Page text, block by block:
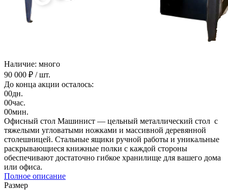
Наличие: много
90 000 ₽ / шт.
До конца акции осталось:
00дн.
00час.
00мин.
Офисный стол Машинист — цельный металлический стол с
тяжелыми угловатыми ножками и массивной деревянной
столешницей. Стальные ящики ручной работы и уникальные
раскрывающиеся книжные полки с каждой стороны
обеспечивают достаточно гибкое хранилище для вашего дома
или офиса.
Полное описание
Размер